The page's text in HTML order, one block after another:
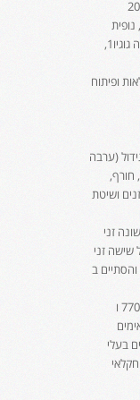
יורם צביאלי1, שמעון פיבוניה1, עדי סויסה2, מילי זנבר1, נופית
וקנין1, תמיר אורן1, מוטי אושרוביץ1, מייק וקנין1, סבטלנה גוגיו1,
החקלאות ופיתוח
(ערבה
חורף,
ושיטת
24 נבחנו לראשונה זני
23). הניסוי כלל שישה זני
מלון בגידול במנהרות עבירות. הקטיף החל ב 24/12/23 והסתיים ב
בסיכום הניסוי, בנוסף לזן ג'ינה, ניתן להצביע על הזנים 770 ו
בעלי